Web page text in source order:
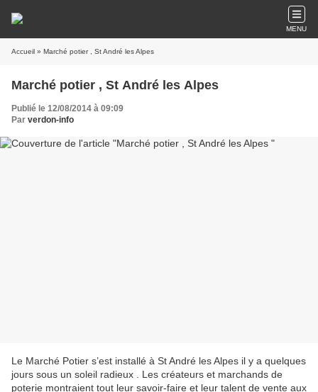
MENU
Accueil » Marché potier , St André les Alpes
Marché potier , St André les Alpes
Publié le 12/08/2014 à 09:09
Par verdon-info
Le Marché Potier s’est installé à St André les Alpes il y a quelques
jours sous un soleil radieux . Les créateurs et marchands de
poterie montraient tout leur savoir-faire et leur talent de vente aux